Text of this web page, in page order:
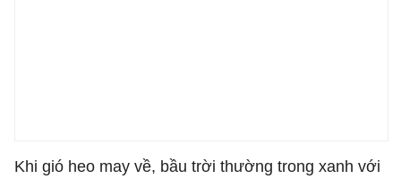
Khi gió heo may về, bầu trời thường trong xanh với